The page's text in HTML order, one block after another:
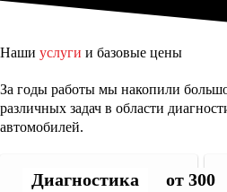
Наши услуги и базовые цены
За годы работы мы накопили
различных задач в области
автомобилей.
Диагностика от 300